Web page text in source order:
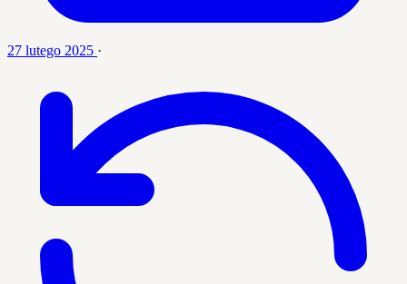
27 lutego 2025 ·